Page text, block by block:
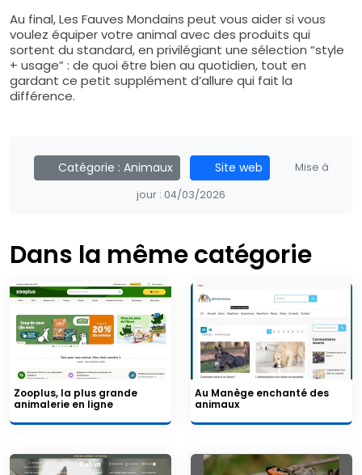
Au final, Les Fauves Mondains peut vous aider si vous
voulez équiper votre animal avec des produits qui
sortent du standard, en privilégiant une sélection “style
+ usage” : de quoi être bien au quotidien, tout en
gardant ce petit supplément d’allure qui fait la
différence.
Catégorie : Animaux Site web
Mise à
jour : 04/03/2026
Dans la même catégorie
Zooplus, la plus grande
animalerie en ligne
Au Manège enchanté des
animaux